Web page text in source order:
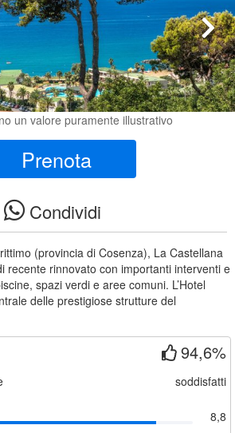
un valore puramente illustrativo
Prenota
Condividi
(provincia di Cosenza), La Castellana
recente rinnovato con importanti interventi e
spazi verdi e aree comuni. L’Hotel
delle prestigiose strutture del
94,6%
soddisfatti
8,8